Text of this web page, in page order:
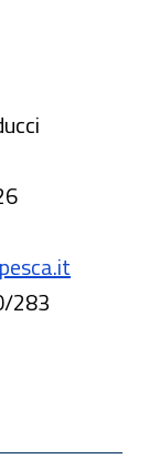
283